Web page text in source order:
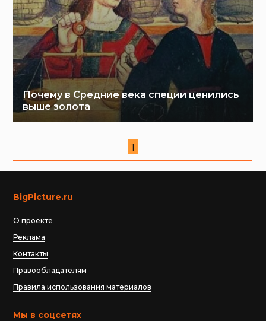
Почему в Средние века специи ценились
выше золота
1
BigPicture.ru
О проекте
Реклама
Контакты
Правообладателям
Правила использования материалов
Мы в соцсетях